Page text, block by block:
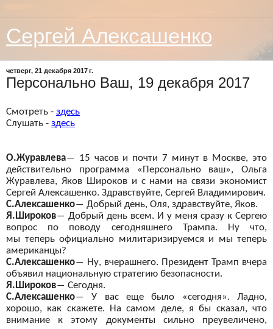
Сергей Алексашенко
четверг, 21 декабря 2017 г.
Персонально Ваш, 19 декабря 2017
Смотреть - здесь
Слушать - здесь
О.Журавлева― 15 часов и почти 7 минут в Москве, это
действительно программа «Персонально ваш», Ольга
Журавлева, Яков Широков и с нами на связи экономист
Сергей Алексашенко. Здравствуйте, Сергей Владимирович.
С.Алексашенко― Добрый день, Оля, здравствуйте, Яков.
Я.Широков― Добрый день всем. И у меня сразу к Сергею
вопрос по
поводу сегодняшнего Трампа. Ну
что,
мы теперь официально милитаризируемся и мы теперь
американцы?
С.Алексашенко― Ну, вчерашнего. Президент Трамп вчера
объявил национальную стратегию безопасности.
Я.Широков― Сегодня.
С.Алексашенко― У
вас еще было «сегодня». Ладно,
хорошо, как скажете. На самом деле, я бы сказал, что
внимание к
этому документы сильно преувеличено,